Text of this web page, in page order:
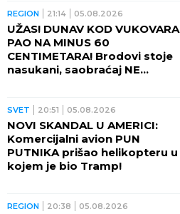
REGION 21:14 05.08.2026
UŽAS! DUNAV KOD VUKOVARA
PAO NA MINUS 60
CENTIMETARA! Brodovi stoje
nasukani, saobraćaj NE
SVET 20:51 05.08.2026
NOVI SKANDAL U AMERICI:
Komercijalni avion PUN
PUTNIKA prišao helikopteru u
kojem je bio Tramp!
REGION 20:38 05.08.2026